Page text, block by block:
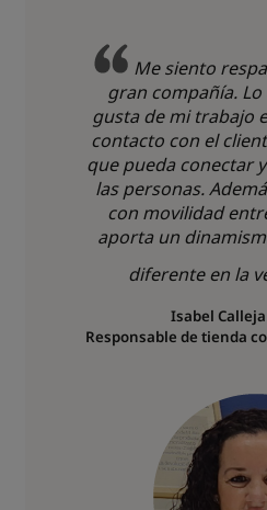
Me siento
gran compañía.
gusta de mi trabajo
contacto con el
que pueda conectar
las personas.
con movilidad
aporta un
diferente en la
Isabel Calleja
Responsable de tienda